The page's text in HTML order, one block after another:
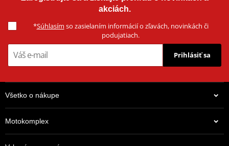
akciách.
*Súhlasím so zasielaním informácií o zľavách, novinkách či
podujatiach.
Prihlásiť sa
Všetko o nákupe
Motokomplex